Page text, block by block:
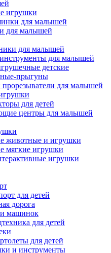
игрушки
для малышей
для малышей
для малышей
для малышей
детские
прыгуны
для малышей
для детей
центры для малышей
животные и игрушки
мягкие игрушки
игрушки
для детей
дорога
машинок
для детей
для детей
и инструменты